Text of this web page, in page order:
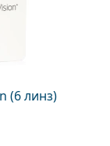
(6 линз)